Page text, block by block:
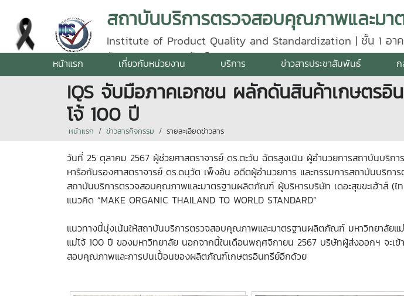
Institute of Product Quality and Standardization | ชั้น 1 อาค
รัตนราชสุดา | โทรศัพท์ 0 5387 5640
หน้าแรก เกี่ยวกับหน่วยงาน บริการ ข่าวสารประชาสัมพันธ์ ก
IQS จับมือภาคเอกชน ผลักดันสินค้าเกษตรอิ
โจ้ 100 ปี
หน้าแรก ข่าวสารกิจกรรม รายละเอียดข่าวสาร
วันที่ 25 ตุลาคม 2567 ผู้ช่วยศาสตราจารย์ ดร.ตะวัน ฉัตรสูงเนิน ผู้อำนวยการสถาบันบ
หารือกับรองศาสตราจารย์ ดร.ดนุวัต เพ็งอ้น อดีตผู้อำนวยการ และกรรมการสถาบันบริก
สถาบันบริการตรวจสอบคุณภาพและมาตรฐานผลิตภัณฑ์ ผู้บริหารบริษัท เดอะสุขขะเฮ้าส์ (
แนวคิด “MAKE ORGANIC THAILAND TO WORLD STANDARD”
แนวทางนี้มุ่งเน้นให้สถาบันบริการตรวจสอบคุณภาพและมาตรฐานผลิตภัณฑ์ มหาวิทยาลัยแ
แม่โจ้ 100 ปี ของมหาวิทยาลัย นอกจากนี้ในเดือนพฤศจิกายน 2567 บริษัทผู้ส่งออกฯ จะเ
สอบคุณภาพและการปนเปื้อนของผลิตภัณฑ์เกษตรอินทรีย์อีกด้วย